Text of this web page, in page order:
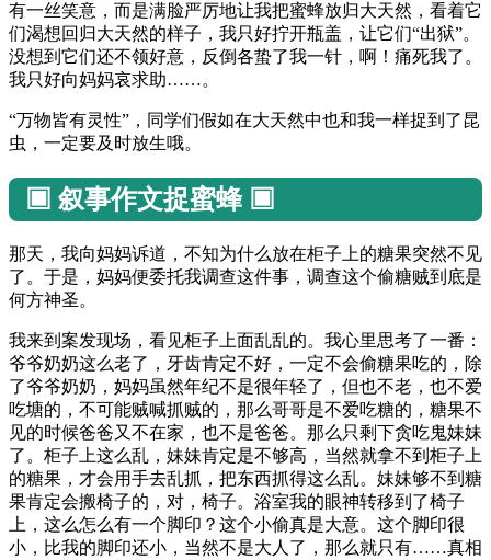
有一丝笑意，而是满脸严厉地让我把蜜蜂放归大天然，看着它
们渴想回归大天然的样子，我只好拧开瓶盖，让它们“出狱”。
没想到它们还不领好意，反倒各蛰了我一针，啊！痛死我了。
我只好向妈妈哀求助……。
“万物皆有灵性”，同学们假如在大天然中也和我一样捉到了昆
虫，一定要及时放生哦。
▣ 叙事作文捉蜜蜂 ▣
那天，我向妈妈诉道，不知为什么放在柜子上的糖果突然不见
了。于是，妈妈便委托我调查这件事，调查这个偷糖贼到底是
何方神圣。
我来到案发现场，看见柜子上面乱乱的。我心里思考了一番：
爷爷奶奶这么老了，牙齿肯定不好，一定不会偷糖果吃的，除
了爷爷奶奶，妈妈虽然年纪不是很年轻了，但也不老，也不爱
吃塘的，不可能贼喊抓贼的，那么哥哥是不爱吃糖的，糖果不
见的时候爸爸又不在家，也不是爸爸。那么只剩下贪吃鬼妹妹
了。柜子上这么乱，妹妹肯定是不够高，当然就拿不到柜子上
的糖果，才会用手去乱抓，把东西抓得这么乱。妹妹够不到糖
果肯定会搬椅子的，对，椅子。浴室我的眼神转移到了椅子
上，这么怎么有一个脚印？这个小偷真是大意。这个脚印很
小，比我的脚印还小，当然不是大人了，那么就只有……真相